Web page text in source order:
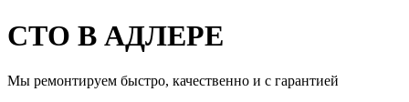
СТО В АДЛЕРЕ
Мы ремонтируем быстро, качественно и с гарантией